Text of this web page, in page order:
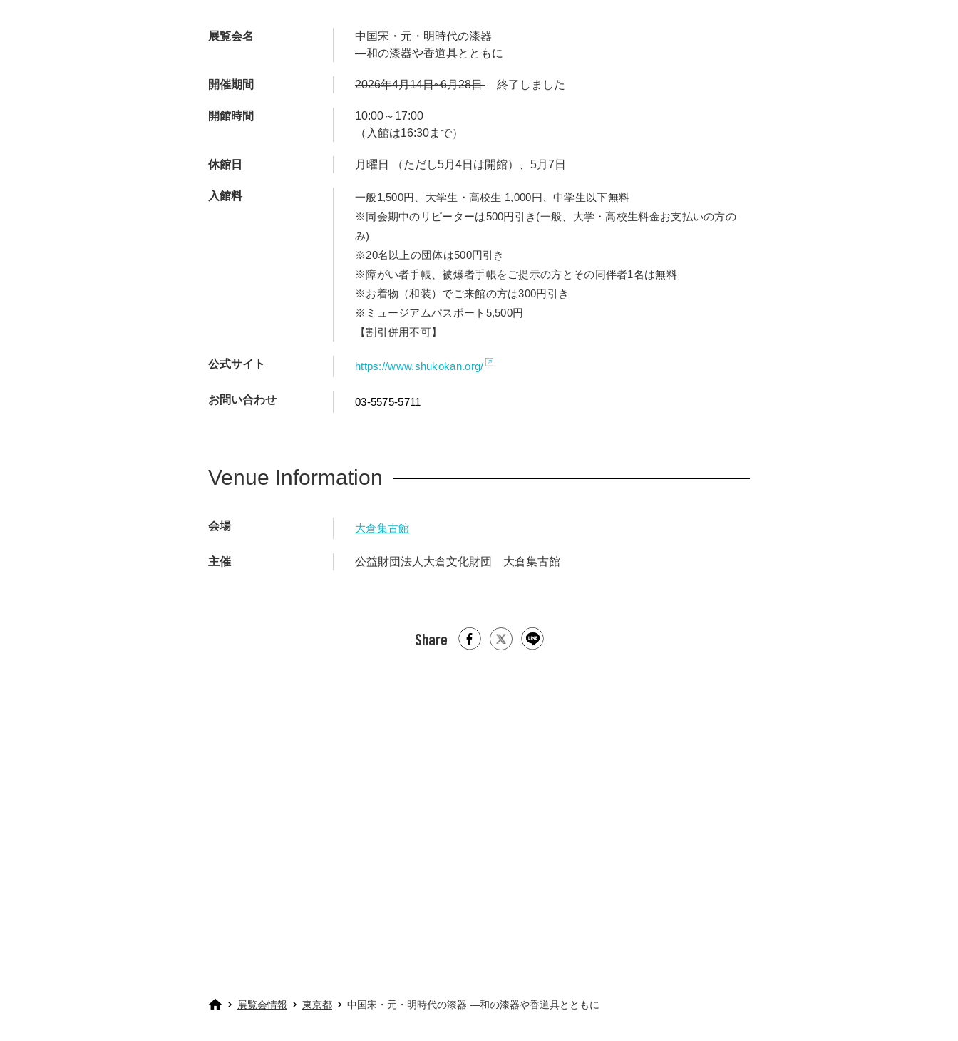
展覧会名
中国宋・元・明時代の漆器
―和の漆器や香道具とともに
開催期間 2026年4月14日~6月28日 終了しました
開館時間
10:00～17:00
（入館は16:30まで）
休館日 月曜日 （ただし5月4日は開館）、5月7日
入館料
一般1,500円、大学生・高校生 1,000円、中学生以下無料
※同会期中のリピーターは500円引き(一般、大学・高校生料金お支払いの方の
み)
※20名以上の団体は500円引き
※障がい者手帳、被爆者手帳をご提示の方とその同伴者1名は無料
※お着物（和装）でご来館の方は300円引き
※ミュージアムパスポート5,500円
【割引併用不可】
公式サイト https://www.shukokan.org/
お問い合わせ 03-5575-5711
Venue Information
会場 大倉集古館
主催 公益財団法人大倉文化財団 大倉集古館
Share
展覧会情報 東京都 中国宋・元・明時代の漆器 ―和の漆器や香道具とともに